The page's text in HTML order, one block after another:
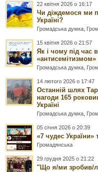
22 квітня 2026 о 16:17
Чи діждемося ми
Україні?
Громадська думка
15 квітня 2026 о 21:57
Як і чому під час
«антисемітизмом»
Громадська думка
14 лютого 2026 о 17:47
Останній шлях
нагоди 165
Україні
Громадська думка
05 січня 2026 о 20:39
«7 чудес України»
Громадянська
29 грудня 2025 о 21:22
"Що я/ми зробив/